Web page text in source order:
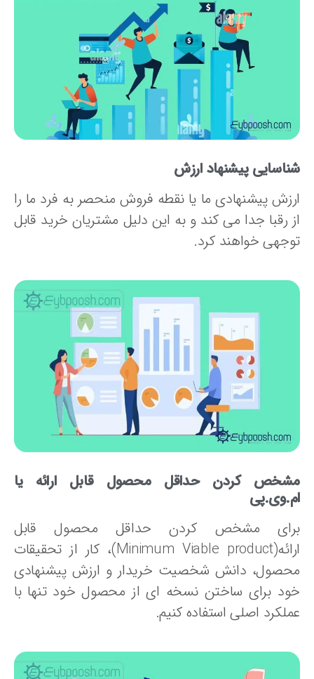
پیشنهاد ارزش
پیشنهادی ما یا نقطه فروش منحصر به فرد ما را
رقبا جدا می کند و به این دلیل مشتریان خرید قابل
خواهند کرد.
کردن حد اقل محصول قابل ارائه یا
مشخص کردن حداقل محصول قابل
ارائه(Minimum Viable product)، کار از تحقیقات
دانش شخصیت خریدار و ارزش پیشنهادی
برای ساختن نسخه ای از محصول خود تنها با
اصلی استفاده کنیم.